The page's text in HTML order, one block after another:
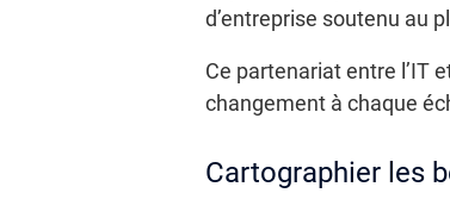
d’entreprise soutenu au
Ce partenariat entre l’IT
changement à chaque
Cartographier les